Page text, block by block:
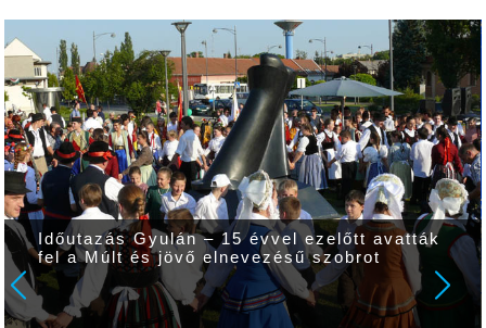
Időutazás Gyulán – 15 évvel ezelőtt avatták
fel a Múlt és jövő elnevezésű szobrot